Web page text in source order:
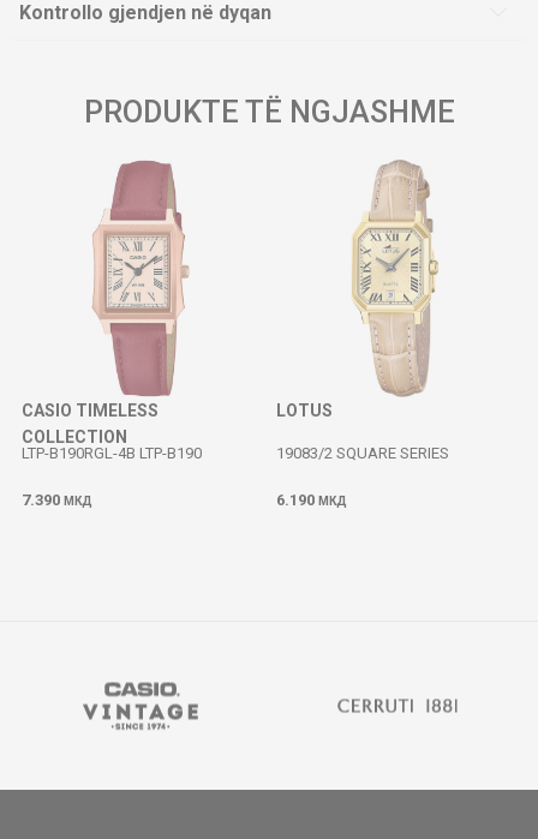
Kontrollo gjendjen në dyqan
PRODUKTE TË NGJASHME
CASIO TIMELESS
COLLECTION
LTP-B190RGL-4B LTP-B190
7.390 МКД
LOTUS
19083/2 SQUARE SERIES
6.190 МКД